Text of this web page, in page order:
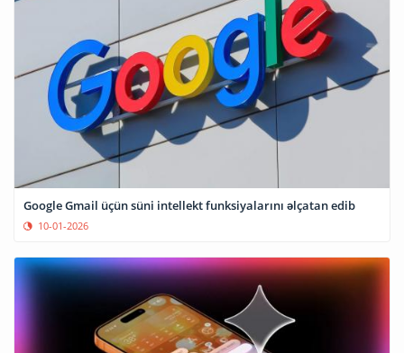
Google Gmail üçün süni intellekt funksiyalarını əlçatan edib
10-01-2026